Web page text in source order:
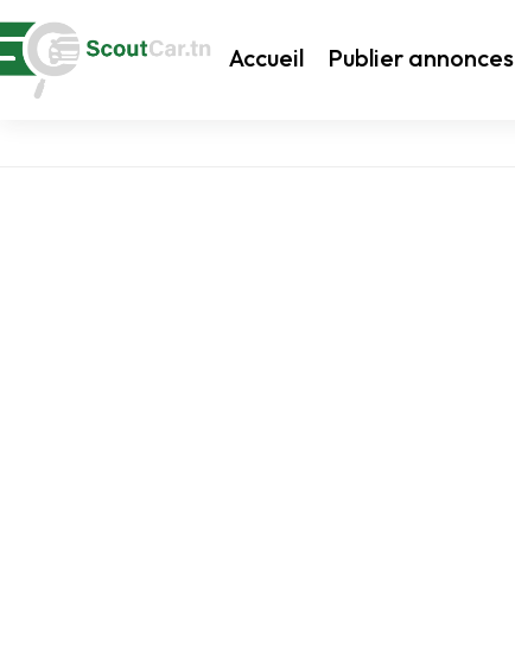
Accueil Publier annonces